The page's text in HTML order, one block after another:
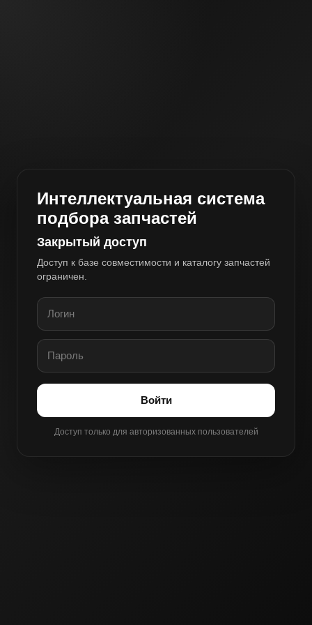
Интеллектуальная система
подбора запчастей
Закрытый доступ
Доступ к базе совместимости и каталогу запчастей
ограничен.
Войти
Доступ только для авторизованных пользователей